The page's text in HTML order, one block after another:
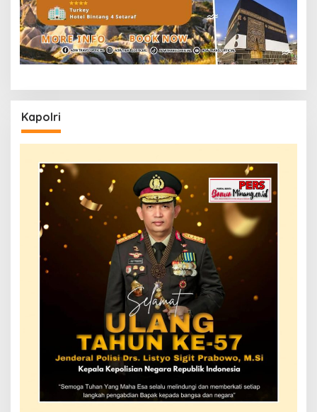
Kapolri